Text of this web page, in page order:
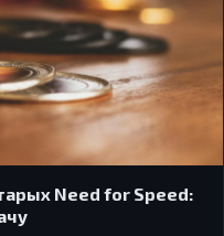
Need for Speed: